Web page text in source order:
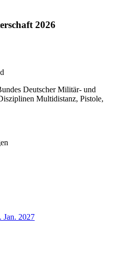
2026
Deutscher Militär- und
Multidistanz, Pistole,
Jan. 2027